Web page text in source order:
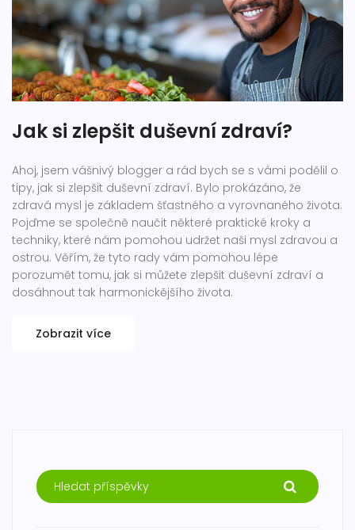
Jak si zlepšit duševní zdraví?
Ahoj, jsem vášnivý blogger a rád bych se s vámi podělil o
tipy, jak si zlepšit duševní zdraví. Bylo prokázáno, že
zdravá mysl je základem šťastného a vyrovnaného života.
Pojďme se společně naučit některé praktické kroky a
techniky, které nám pomohou udržet naši mysl zdravou a
ostrou. Věřím, že tyto rady vám pomohou lépe
porozumět tomu, jak si můžete zlepšit duševní zdraví a
dosáhnout tak harmonickějšího života.
Zobrazit více